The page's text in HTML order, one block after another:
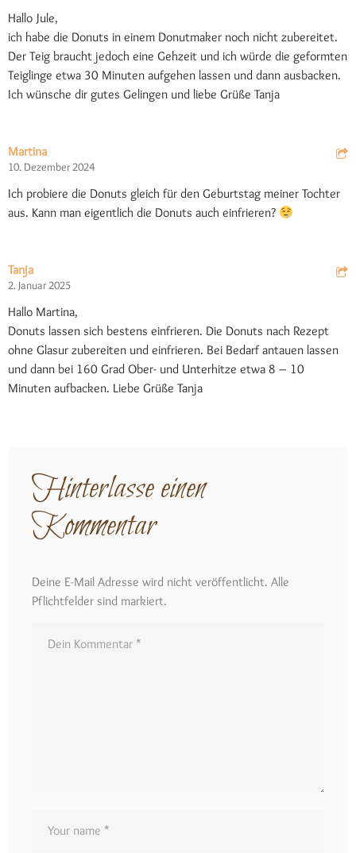
Hallo Jule,
ich habe die Donuts in einem Donutmaker noch nicht zubereitet.
Der Teig braucht jedoch eine Gehzeit und ich würde die geformten
Teiglinge etwa 30 Minuten aufgehen lassen und dann ausbacken.
Ich wünsche dir gutes Gelingen und liebe Grüße Tanja
Martina
10. Dezember 2024
Ich probiere die Donuts gleich für den Geburtstag meiner Tochter
aus. Kann man eigentlich die Donuts auch einfrieren?
Tanja
2. Januar 2025
Hallo Martina,
Donuts lassen sich bestens einfrieren. Die Donuts nach Rezept
ohne Glasur zubereiten und einfrieren. Bei Bedarf antauen lassen
und dann bei 160 Grad Ober- und Unterhitze etwa 8 – 10
Minuten aufbacken. Liebe Grüße Tanja
Hinterlasse einen
Kommentar
Deine E-Mail Adresse wird nicht veröffentlicht. Alle
Pflichtfelder sind markiert.